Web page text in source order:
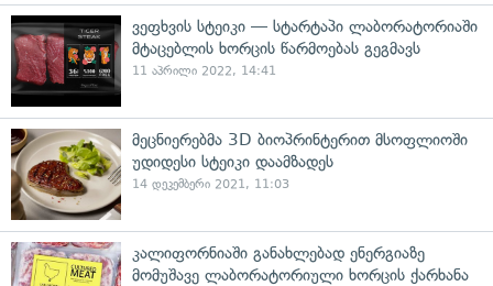
ვეფხვის სტეიკი — სტარტაპი ლაბორატორიაში
მტაცებლის ხორცის წარმოებას გეგმავს
11 აპრილი 2022, 14:41
მეცნიერებმა 3D ბიოპრინტერით მსოფლიოში
უდიდესი სტეიკი დაამზადეს
14 დეკემბერი 2021, 11:03
კალიფორნიაში განახლებად ენერგიაზე
მომუშავე ლაბორატორიული ხორცის ქარხანა